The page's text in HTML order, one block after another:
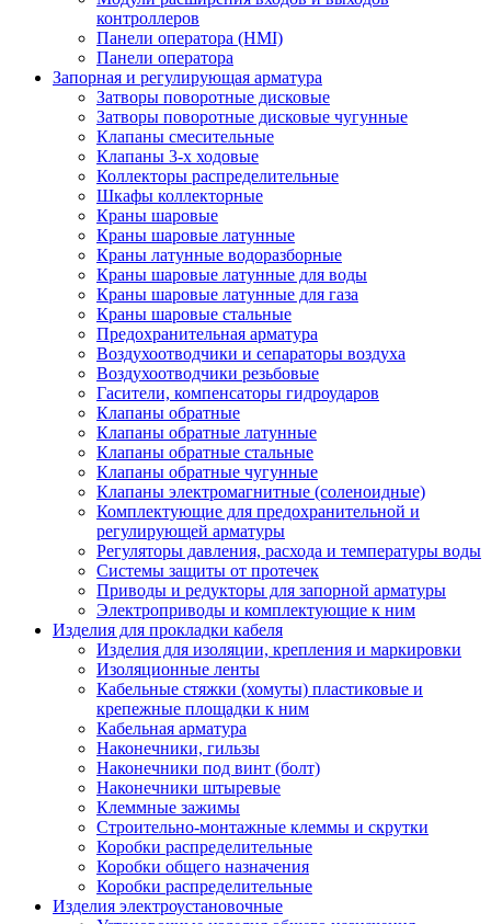
контроллеров
Панели оператора (HMI)
Панели оператора
Запорная и регулирующая арматура
Затворы поворотные дисковые
Затворы поворотные дисковые чугунные
Клапаны смесительные
Клапаны 3-х ходовые
Коллекторы распределительные
Шкафы коллекторные
Краны шаровые
Краны шаровые латунные
Краны латунные водоразборные
Краны шаровые латунные для воды
Краны шаровые латунные для газа
Краны шаровые стальные
Предохранительная арматура
Воздухоотводчики и сепараторы воздуха
Воздухоотводчики резьбовые
Гасители, компенсаторы гидроударов
Клапаны обратные
Клапаны обратные латунные
Клапаны обратные стальные
Клапаны обратные чугунные
Клапаны электромагнитные (соленоидные)
Комплектующие для предохранительной и
регулирующей арматуры
Регуляторы давления, расхода и температуры воды
Системы защиты от протечек
Приводы и редукторы для запорной арматуры
Электроприводы и комплектующие к ним
Изделия для прокладки кабеля
Изделия для изоляции, крепления и маркировки
Изоляционные ленты
Кабельные стяжки (хомуты) пластиковые и
крепежные площадки к ним
Кабельная арматура
Наконечники, гильзы
Наконечники под винт (болт)
Наконечники штыревые
Клеммные зажимы
Строительно-монтажные клеммы и скрутки
Коробки распределительные
Коробки общего назначения
Коробки распределительные
Изделия электроустановочные